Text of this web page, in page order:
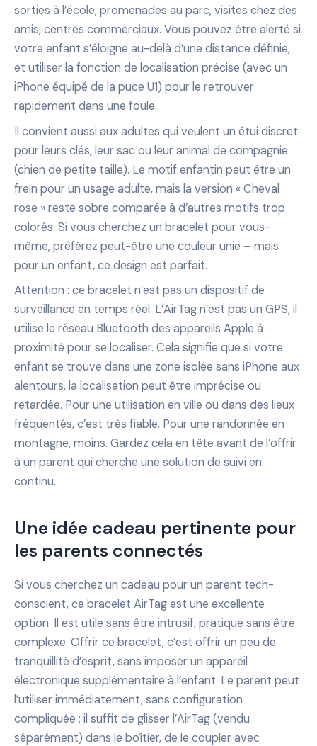
sorties à l’école, promenades au parc, visites chez des
amis, centres commerciaux. Vous pouvez être alerté si
votre enfant s’éloigne au-delà d’une distance définie,
et utiliser la fonction de localisation précise (avec un
iPhone équipé de la puce U1) pour le retrouver
rapidement dans une foule.
Il convient aussi aux adultes qui veulent un étui discret
pour leurs clés, leur sac ou leur animal de compagnie
(chien de petite taille). Le motif enfantin peut être un
frein pour un usage adulte, mais la version « Cheval
rose » reste sobre comparée à d’autres motifs trop
colorés. Si vous cherchez un bracelet pour vous-
même, préférez peut-être une couleur unie – mais
pour un enfant, ce design est parfait.
Attention : ce bracelet n’est pas un dispositif de
surveillance en temps réel. L’AirTag n’est pas un GPS, il
utilise le réseau Bluetooth des appareils Apple à
proximité pour se localiser. Cela signifie que si votre
enfant se trouve dans une zone isolée sans iPhone aux
alentours, la localisation peut être imprécise ou
retardée. Pour une utilisation en ville ou dans des lieux
fréquentés, c’est très fiable. Pour une randonnée en
montagne, moins. Gardez cela en tête avant de l’offrir
à un parent qui cherche une solution de suivi en
continu.
Une idée cadeau pertinente pour
les parents connectés
Si vous cherchez un cadeau pour un parent tech-
conscient, ce bracelet AirTag est une excellente
option. Il est utile sans être intrusif, pratique sans être
complexe. Offrir ce bracelet, c’est offrir un peu de
tranquillité d’esprit, sans imposer un appareil
électronique supplémentaire à l’enfant. Le parent peut
l’utiliser immédiatement, sans configuration
compliquée : il suffit de glisser l’AirTag (vendu
séparément) dans le boîtier, de le coupler avec